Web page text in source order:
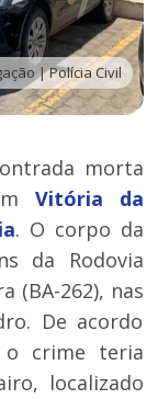
| Polícia Civil
morta
Vitória da
. O corpo da
da Rodovia
(BA-262), nas
De acordo
o crime teria
localizado